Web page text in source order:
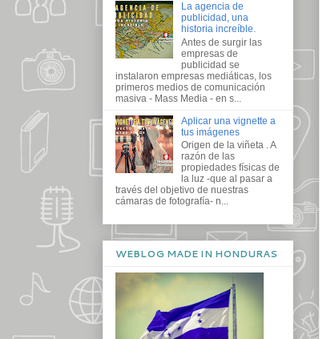
La agencia de
publicidad, una
historia increíble.
Antes de surgir las
empresas de
publicidad se
instalaron empresas mediáticas, los
primeros medios de comunicación
masiva - Mass Media - en s...
Aplicar una vignette a
tus imágenes
Origen de la viñeta . A
razón de las
propiedades físicas de
la luz -que al pasar a
través del objetivo de nuestras
cámaras de fotografía- n...
WEBLOG MADE IN HONDURAS